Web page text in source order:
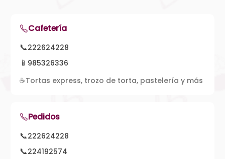
Cafetería
📞222624228
📱 985326336
☕Tortas express, trozo de torta, pastelería y más
Pedidos
📞222624228
📞224192574